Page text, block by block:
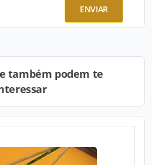
ENVIAR
também podem te